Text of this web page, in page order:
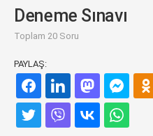
Deneme Sınavı
Toplam 20 Soru
PAYLAŞ: